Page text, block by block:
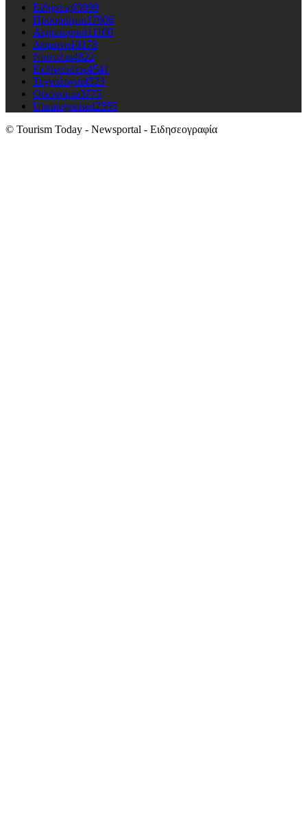
Ειδησεις63999
Προορισμοι17606
Αεροπορικά11100
Διαμονη10178
Ναυτιλια4822
Εκδηλώσεις4541
Τεχνολογια4523
Οικονομια3775
Uncategorised2555
© Tourism Today - Newsportal - Ειδησεογραφία